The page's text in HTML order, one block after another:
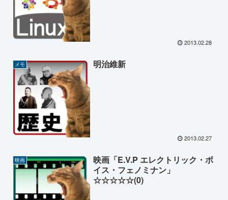
2013.02.28
メモ 明治維新
2013.02.27
映画
映画「E.V.P エレクトリック・ボ
イス・フェノミナン」
☆☆☆☆☆(0)